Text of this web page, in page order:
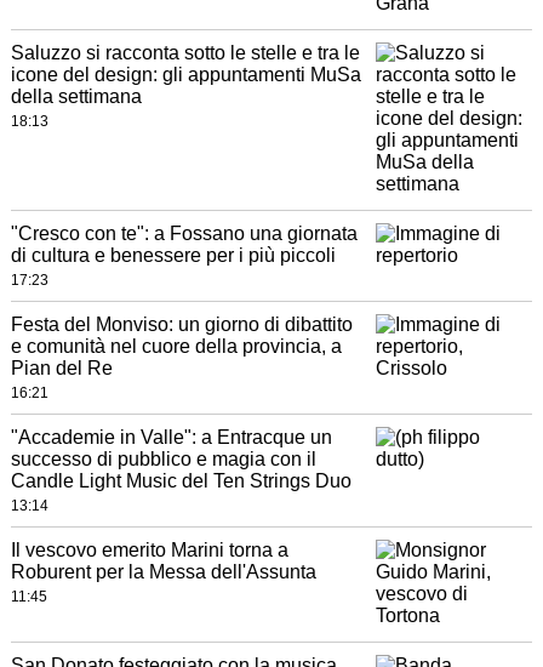
Saluzzo si racconta sotto le stelle e tra le
icone del design: gli appuntamenti MuSa
della settimana
18:13
"Cresco con te": a Fossano una giornata
di cultura e benessere per i più piccoli
17:23
Festa del Monviso: un giorno di dibattito
e comunità nel cuore della provincia, a
Pian del Re
16:21
"Accademie in Valle": a Entracque un
successo di pubblico e magia con il
Candle Light Music del Ten Strings Duo
13:14
Il vescovo emerito Marini torna a
Roburent per la Messa dell'Assunta
11:45